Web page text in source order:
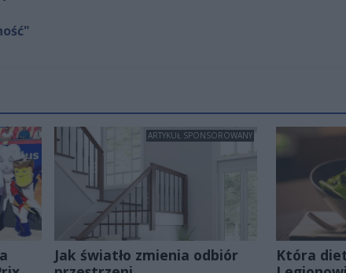
ARTYKUŁ SPONSOROWANY
Jak światło zmienia odbiór
Która